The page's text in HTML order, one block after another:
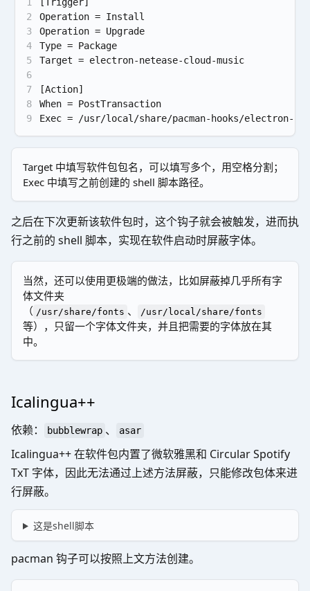
2
3
4
5
6
7
8
9
Operation = Install
Operation = Upgrade
Type = Package
Target = electron-netease-cloud-music
[Action]
When = PostTransaction
Exec = /usr/local/share/pacman-hooks/electron-
Target 中填写软件包包名，可以填写多个，用空格分割；
Exec 中填写之前创建的 shell 脚本路径。
之后在下次更新该软件包时，这个钩子就会被触发，进而执
行之前的 shell 脚本，实现在软件启动时屏蔽字体。
当然，还可以使用更极端的做法，比如屏蔽掉几乎所有字
体文件夹
（ /usr/share/fonts 、 /usr/local/share/fonts
等），只留一个字体文件夹，并且把需要的字体放在其
中。
Icalingua++
依赖： bubblewrap 、 asar
Icalingua++ 在软件包内置了微软雅黑和 Circular Spotify
TxT 字体，因此无法通过上述方法屏蔽，只能修改包体来进
行屏蔽。
这是shell脚本
pacman 钩子可以按照上文方法创建。